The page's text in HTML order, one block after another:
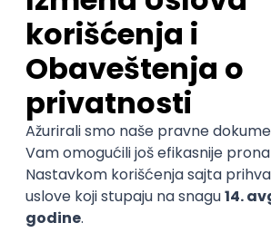
Univerzitet Edukons
Privatni Novi Sad
Pravni fakultet za
pravosuđe